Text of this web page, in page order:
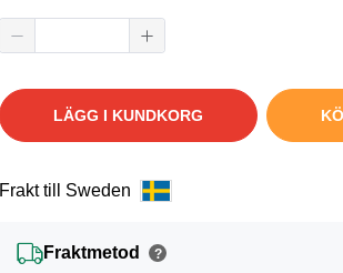
LÄGG I KUNDKORG
Frakt till Sweden
Fraktmetod ?